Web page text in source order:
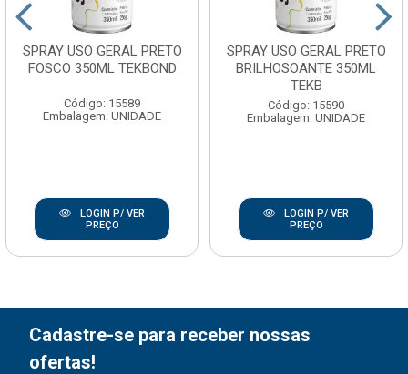
SPRAY USO GERAL PRETO
FOSCO 350ML TEKBOND
Código: 15589
Embalagem: UNIDADE
LOGIN P/ VER
PREÇO
SPRAY USO GERAL PRETO
BRILHOSOANTE 350ML
TEKB
Código: 15590
Embalagem: UNIDADE
LOGIN P/ VER
PREÇO
Cadastre-se para receber nossas
ofertas!